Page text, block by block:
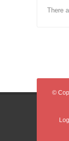
There
©